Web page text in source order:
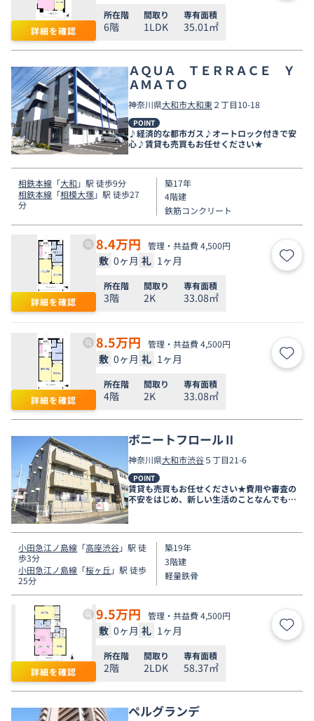
詳細を確認
所在階
6階
間取り
1LDK
専有面積
35.01㎡
ＡＱＵＡ ＴＥＲＲＡＣＥ Ｙ
ＡＭＡＴＯ
神奈川県大和市大和東２丁目10-18
POINT
♪経済的な都市ガス♪オートロック付きで安
心♪賃貸も売買もお任せください★
相鉄本線 「大和 」駅 徒歩9分
相鉄本線 「相模大塚」駅 徒歩27
分
築17年
4階建
鉄筋コンクリート
詳細を確認
8.4万円 管理・共益費 4,500円
敷 0ヶ月 礼 1ヶ月 お気
所在階
3階
間取り
2K
専有面積
33.08㎡
詳細を確認
8.5万円 管理・共益費 4,500円
敷 0ヶ月 礼 1ヶ月 お気
所在階
4階
間取り
2K
専有面積
33.08㎡
ボニートフロールⅡ
神奈川県大和市渋谷５丁目21-6
POINT
賃貸も売買もお任せください★費用や審査の
不安をはじめ、新しい生活のことなんでもご
相談ください。
小田急江ノ島線 「高座渋谷」駅 徒
歩3分
小田急江ノ島線 「桜ヶ丘 」駅 徒歩
25分
築19年
3階建
軽量鉄骨
詳細を確認
9.5万円 管理・共益費 4,500円
敷 0ヶ月 礼 1ヶ月 お気
所在階
2階
間取り
2LDK
専有面積
58.37㎡
ペルグランデ